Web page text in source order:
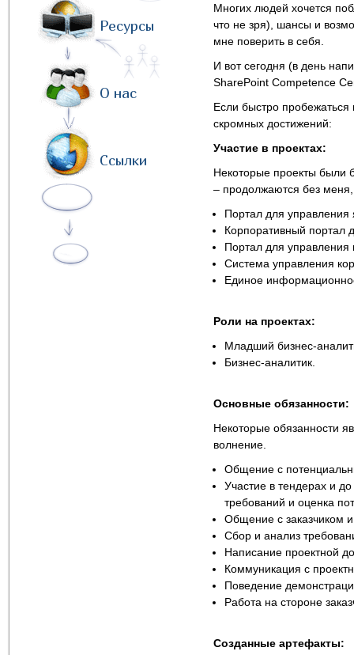
Ресурсы
О нас
Ссылки
Многих людей хочется
что не зря), шансы и
мне поверить в себя.
И вот сегодня (в день
SharePoint Competence
Если быстро пробежаться
скромных достижений:
Участие в проектах:
Некоторые проекты были
– продолжаются без
Портал для
Корпоративный портал
Портал для
Система управления
Единое
Роли на проектах:
Младший бизнес-
Бизнес-аналитик.
Основные обязанности:
Некоторые обязанности
волнение.
Общение с
Участие в тендерах и
требований и оценка
Общение с заказчиком
Сбор и анализ
Написание проектной
Коммуникация с
Поведение
Работа на стороне
Созданные артефакты: